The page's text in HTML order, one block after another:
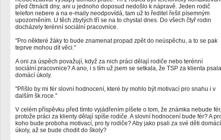
před čtrnácti dny, ani u jednoho doposud nedošlo k nápravě. Jeden rodič
telefon nebere a na e-maily neodpovídá, tam už to ředitel řešil písemným
upozorněním. U těch zbylých tří se na to chystal dnes. Do všech čtyř rodin
docházely terénní sociální pracovnice.
"Pro některé žáky to bude znamenat propad zpět do neúspěchu, a to se pak
teprve mohou dít věci."
A oni za úspěch považují, když za nich práci dělají rodiče nebo terénní
sociální pracovnice? A ano, i s tím už jsem se setkala, že TSP za klienta psala
domácí úkoly.
"Přišlo by mi fér slovní hodnocení, které by mohlo být motivací pro snahu i v
dalším šk.roce."
V celém příspěvku před tímto vyjádřením píšete o tom, že známka nebude fér,
protože práci za klienty dělají spíše rodiče. A slovní hodnocení bude fér? A
koho bude proboha motivací, pro ty rodiče? Aby jako psali za své děti domácí
úkoly, až se bude chodit do školy?